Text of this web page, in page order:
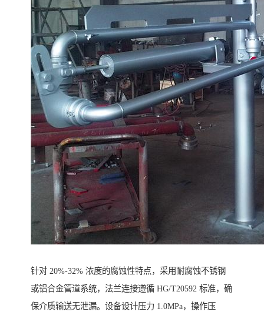
针对 20%-32% 浓度的腐蚀性特点，采用耐腐蚀不锈钢
或铝合金管道系统，法兰连接遵循 HG/T20592 标准，确
保介质输送无泄漏。设备设计压力 1.0MPa，操作压